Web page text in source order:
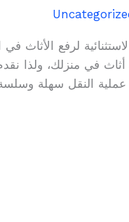
لرفع الأثاث
في منزلك، ولذا
عملية النقل سهلة